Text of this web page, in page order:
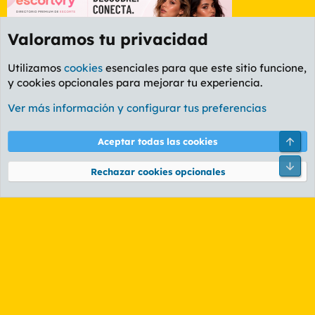
Córdoba
Cookies
PL OLDSTYLE AMARILLO
Términos y reglas Política de privacidad Ayuda
Community platform by XenForo® © 2010-2026 XenForo Ltd.
Valoramos tu privacidad
Utilizamos cookies esenciales para que este sitio funcione,
y cookies opcionales para mejorar tu experiencia.
Ver más información y configurar tus preferencias
Aceptar todas las cookies
Rechazar cookies opcionales
Pie